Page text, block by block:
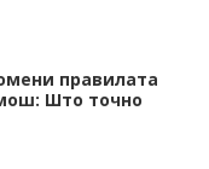
правилата
Што точно